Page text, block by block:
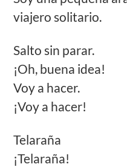
viajero solitario.
Salto sin parar.
¡Oh, buena idea!
Voy a hacer.
¡Voy a hacer!
Telaraña
¡Telaraña!